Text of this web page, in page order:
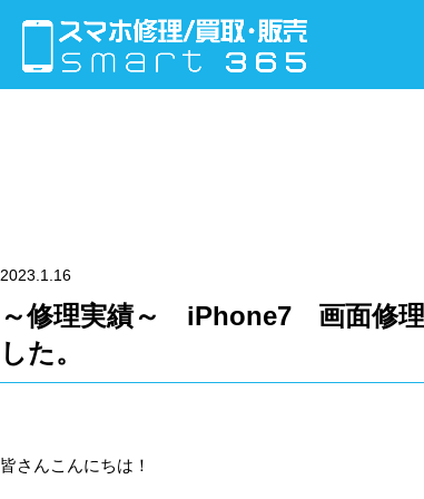
2023.1.16
～修理実績～ iPhone7 画面修
した。
皆さんこんにちは！